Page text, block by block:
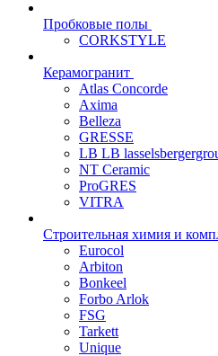
Пробковые полы
CORKSTYLE
Керамогранит
Atlas Concorde
Axima
Belleza
GRESSE
LB LB
NT Ceramic
ProGRES
VITRA
Строительная химия и
Eurocol
Arbiton
Bonkeel
Forbo Arlok
FSG
Tarkett
Unique